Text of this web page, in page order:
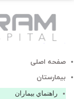
صفحه اصلی
بيمارستان
راهنماي بیماران